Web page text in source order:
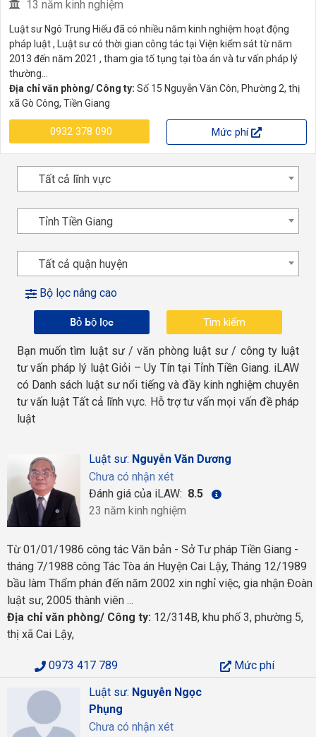
13 năm kinh nghiệm
Luật sư Ngô Trung Hiếu đã có nhiều năm kinh nghiệm hoạt động
pháp luật , Luật sư có thời gian công tác tại Viện kiểm sát từ năm
2013 đến năm 2021 , tham gia tố tụng tại tòa án và tư vấn pháp lý
thường...
Địa chỉ văn phòng/ Công ty: Số 15 Nguyễn Văn Côn, Phường 2, thị
xã Gò Công, Tiền Giang
0932 378 090 Mức phí
Tất cả lĩnh vực
Tỉnh Tiền Giang
Tất cả quận huyện
Bộ lọc nâng cao
Bỏ bộ lọc
Bạn muốn tìm luật sư / văn phòng luật sư / công ty luật
tư vấn pháp lý luật Giỏi – Uy Tín tại Tỉnh Tiền Giang. iLAW
có Danh sách luật sư nổi tiếng và đầy kinh nghiệm chuyên
tư vấn luật Tất cả lĩnh vực. Hỗ trợ tư vấn mọi vấn đề pháp
luật
Luật sư: Nguyễn Văn Dương
Chưa có nhận xét
Đánh giá của iLAW: 8.5
23 năm kinh nghiệm
Từ 01/01/1986 công tác Văn bản - Sở Tư pháp Tiền Giang -
tháng 7/1988 công Tác Tòa án Huyện Cai Lậy, Tháng 12/1989
bầu làm Thẩm phán đến năm 2002 xin nghỉ việc, gia nhận Đoàn
luật sư, 2005 thành viên ...
Địa chỉ văn phòng/ Công ty: 12/314B, khu phố 3, phường 5,
thị xã Cai Lậy,
0973 417 789
Mức phí
Luật sư: Nguyễn Ngọc
Phụng
Chưa có nhận xét